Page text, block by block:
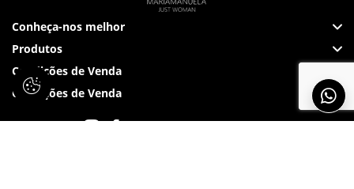
Conheça-nos melhor
Produtos
Condições de Venda
Condições de Venda